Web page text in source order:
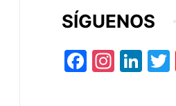
SÍGUENOS
Facebook